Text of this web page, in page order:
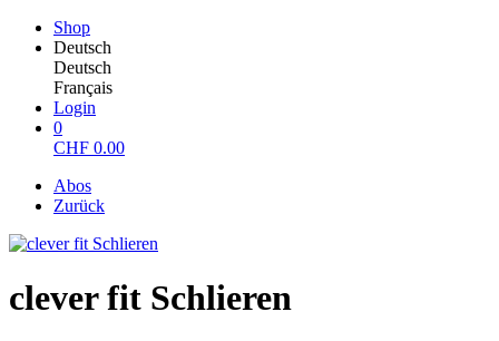
Shop
Deutsch
Deutsch
Français
Login
0
CHF 0.00
Abos
Zurück
clever fit Schlieren